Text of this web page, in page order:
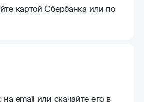
картой Сбербанка или по
на email или скачайте его в